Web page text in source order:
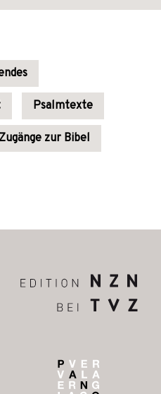
Psalmtexte
Zugänge zur Bibel